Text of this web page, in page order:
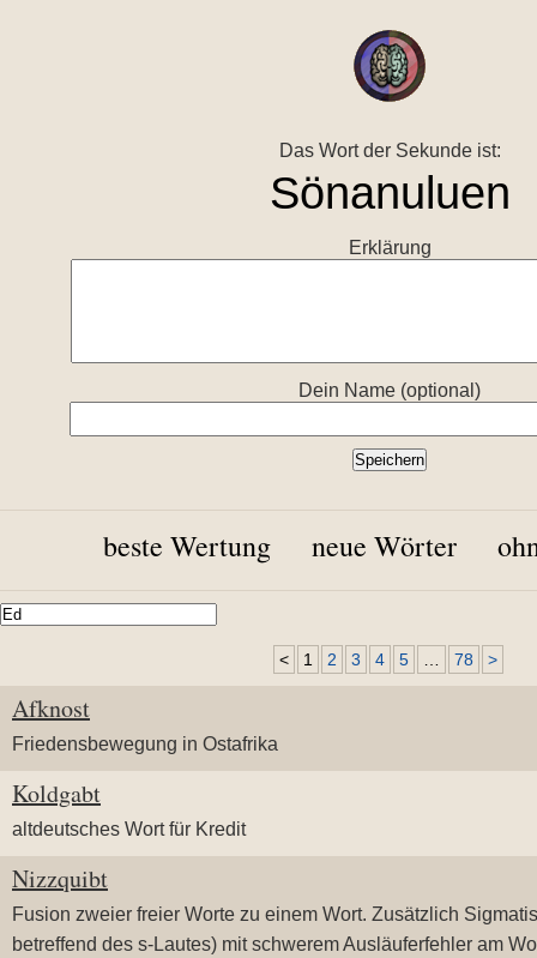
Das Wort der Sekunde ist:
Erklärung
Dein Name (optional)
beste Wertung neue Wörter
< 1 2 3 4 5 78 >
Afknost
Friedensbewegung in Ostafrika
Koldgabt
altdeutsches Wort für Kredit
Nizzquibt
Fusion zweier freier Worte zu einem Wort. Zusätzlich
betreffend des s-Lautes) mit schwerem Ausläuferfehler am